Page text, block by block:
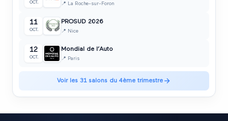
OCT. 📍 La Roche-sur-Foron
11
OCT.
PROSUD 2026
📍 Nice
12
OCT.
Mondial de l’Auto
📍 Paris
Voir les 31salons du 4ème trimestre